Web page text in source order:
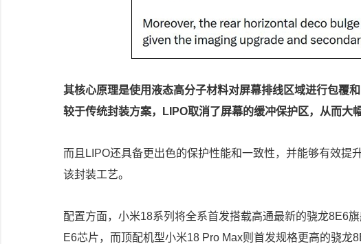
其核心原理是使用液态高分子材料对屏幕排线区域进行包覆
较于传统封装方案，LIPO取消了屏幕的缓冲保护区，从而大
而且LIPO还具备更出色的保护性能和一致性，并能够有效提
该封装工艺。
配置方面，小米18系列将全系首发搭载高通最新的骁龙8E6
E6芯片，而顶配机型小米18 Pro Max则首发规格更高的骁龙